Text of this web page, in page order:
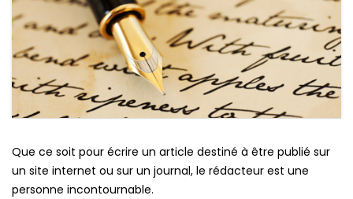
Que ce soit pour écrire un article destiné à être publié sur
un site internet ou sur un journal, le rédacteur est une
personne incontournable.